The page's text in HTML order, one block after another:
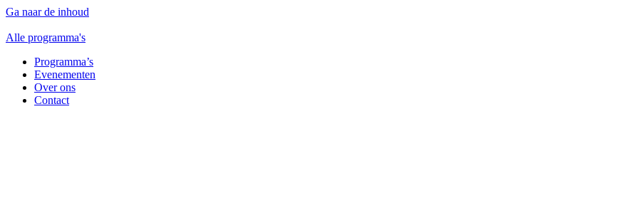
Ga naar de inhoud
Alle programma's
Programma’s
Evenementen
Over ons
Contact